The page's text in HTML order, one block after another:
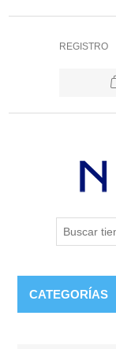
REGISTRO
CATEGORÍAS